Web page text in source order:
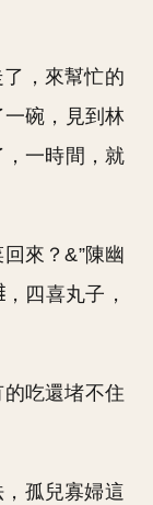
，來幫忙的
碗，見到林
一時間，就
來？&”陳幽
，四喜丸子，
的吃還堵不住
孤兒寡婦這